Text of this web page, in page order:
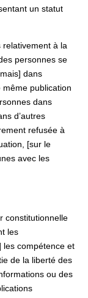
un statut
à la
personnes se
dans
même publication
dans
d’autres
refusée à
[sur le
avec les
constitutionnelle
les
les compétence et
de la liberté des
ou des